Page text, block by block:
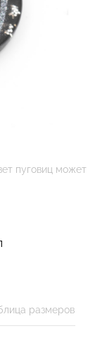
пуговиц может
размеров